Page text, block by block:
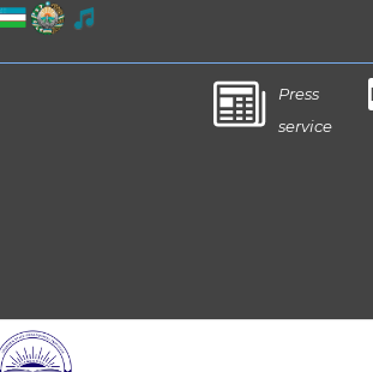
Press
service